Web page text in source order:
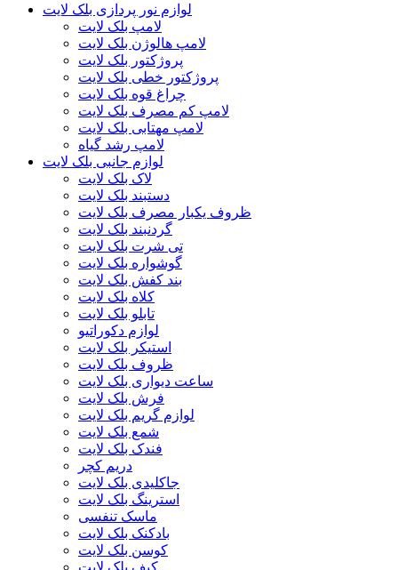
لوازم نور پردازی بلک لایت
لامپ بلک لایت
لامپ هالوژن بلک لایت
پروژکتور بلک لایت
پروژکتور خطی بلک لایت
چراغ قوه بلک لایت
لامپ کم مصرف بلک لایت
لامپ مهتابی بلک لایت
لامپ رشد گیاه
لوازم جانبی بلک لایت
لاک بلک لایت
دستبند بلک لایت
ظروف یکبار مصرف بلک لایت
گردنبند بلک لایت
تی شرت بلک لایت
گوشواره بلک لایت
بند کفش بلک لایت
کلاه بلک لایت
تابلو بلک لایت
لوازم دکوراتیو
استیکر بلک لایت
ظروف بلک لایت
ساعت دیواری بلک لایت
فرش بلک لایت
لوازم گریم بلک لایت
شمع بلک لایت
فندک بلک لایت
دریم کچر
جاکلیدی بلک لایت
استرینگ بلک لایت
ماسک تنفسی
بادکنک بلک لایت
کوسن بلک لایت
کیف بلک لایت